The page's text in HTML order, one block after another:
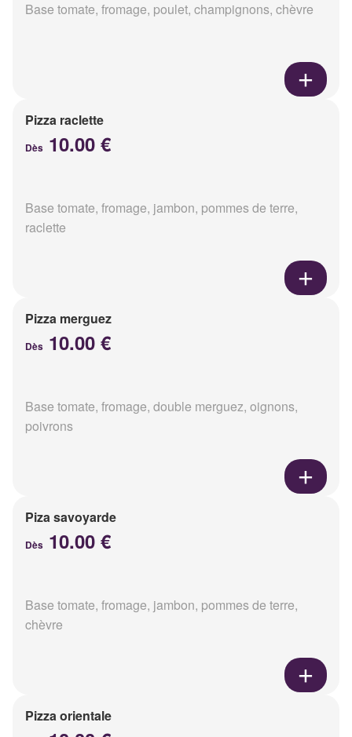
Base tomate, fromage, poulet, champignons, chèvre
Pizza raclette
Dès 10.00 €
Base tomate, fromage, jambon, pommes de terre,
raclette
Pizza merguez
Dès 10.00 €
Base tomate, fromage, double merguez, oignons,
poivrons
Piza savoyarde
Dès 10.00 €
Base tomate, fromage, jambon, pommes de terre,
chèvre
Pizza orientale